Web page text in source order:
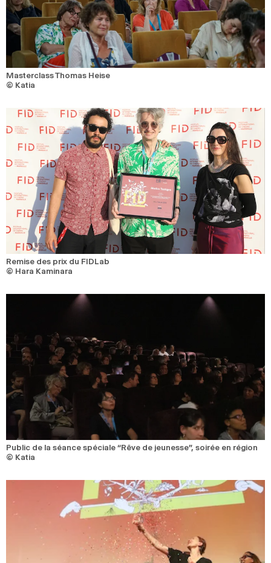
Masterclass Thomas Heise
© Katia
Remise des prix du FIDLab
© Hara Kaminara
Public de la séance spéciale “Rêve de jeunesse”, soirée en région
© Katia